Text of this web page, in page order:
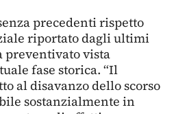
precedenti rispetto
riportato dagli ultimi
preventivato vista
fase storica. “Il
al disavanzo dello scorso
sostanzialmente in